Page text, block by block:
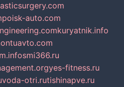
poisk-auto.com
kuryatnik.info
smi366.ru
yes-fitness.ru
voda-otri.rutishinapve.ru